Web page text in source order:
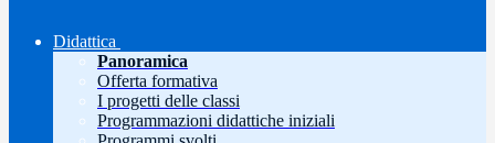
Didattica
Panoramica
Offerta formativa
I progetti delle classi
Programmazioni didattiche iniziali